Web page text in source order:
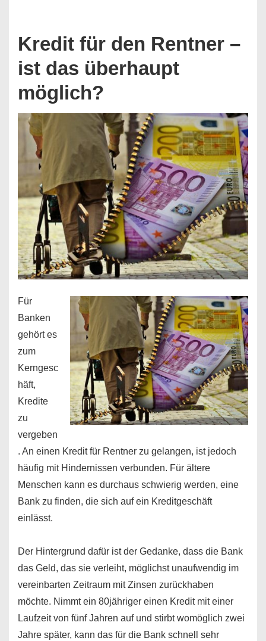
Kredit für den Rentner –
ist das überhaupt
möglich?
Für
Banken
gehört es
zum
Kerngesc
häft,
Kredite
zu
vergeben
. An einen Kredit für Rentner zu gelangen, ist jedoch
häufig mit Hindernissen verbunden. Für ältere
Menschen kann es durchaus schwierig werden, eine
Bank zu finden, die sich auf ein Kreditgeschäft
einlässt.
Der Hintergrund dafür ist der Gedanke, dass die Bank
das Geld, das sie verleiht, möglichst unaufwendig im
vereinbarten Zeitraum mit Zinsen zurückhaben
möchte. Nimmt ein 80jähriger einen Kredit mit einer
Laufzeit von fünf Jahren auf und stirbt womöglich zwei
Jahre später, kann das für die Bank schnell sehr